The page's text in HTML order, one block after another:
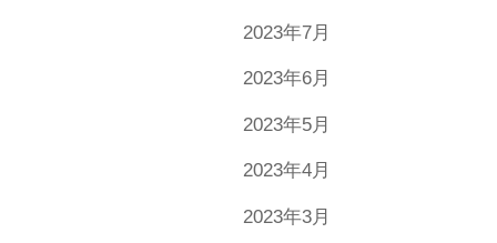
2023年7月
2023年6月
2023年5月
2023年4月
2023年3月